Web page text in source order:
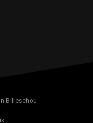
Billeschou